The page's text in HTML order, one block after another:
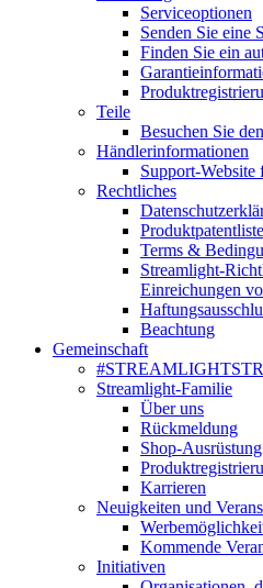
Serviceoptionen
Senden Sie eine
Finden Sie ein
Teile
Besuchen Sie
Händlerinformationen
Support-Website
Rechtliches
Produktpatentliste
Terms &
Streamlight-
Einreichungen
Beachtung
Gemeinschaft
Streamlight-Familie
Über uns
Rückmeldung
Shop-Ausrüstung
Karrieren
Neuigkeiten und
Kommende
Initiativen